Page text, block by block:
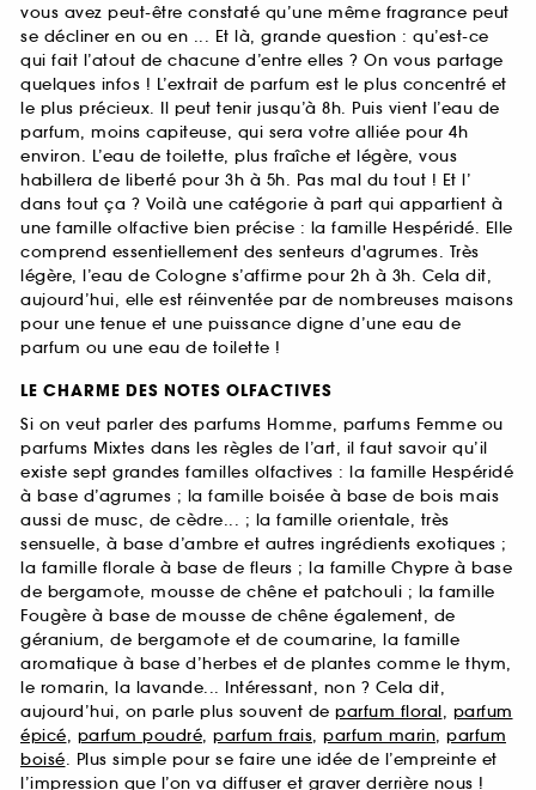
vous avez peut-être constaté qu’une même fragrance peut
se décliner en ou en ... Et là, grande question : qu’est-ce
qui fait l’atout de chacune d’entre elles ? On vous partage
quelques infos ! L’extrait de parfum est le plus concentré et
le plus précieux. Il peut tenir jusqu’à 8h. Puis vient l’eau de
parfum, moins capiteuse, qui sera votre alliée pour 4h
environ. L’eau de toilette, plus fraîche et légère, vous
habillera de liberté pour 3h à 5h. Pas mal du tout ! Et l’
dans tout ça ? Voilà une catégorie à part qui appartient à
une famille olfactive bien précise : la famille Hespéridé. Elle
comprend essentiellement des senteurs d'agrumes. Très
légère, l’eau de Cologne s’affirme pour 2h à 3h. Cela dit,
aujourd’hui, elle est réinventée par de nombreuses maisons
pour une tenue et une puissance digne d’une eau de
parfum ou une eau de toilette !
LE CHARME DES NOTES OLFACTIVES
Si on veut parler des parfums Homme, parfums Femme ou
parfums Mixtes dans les règles de l’art, il faut savoir qu’il
existe sept grandes familles olfactives : la famille Hespéridé
à base d’agrumes ; la famille boisée à base de bois mais
aussi de musc, de cèdre... ; la famille orientale, très
sensuelle, à base d’ambre et autres ingrédients exotiques ;
la famille florale à base de fleurs ; la famille Chypre à base
de bergamote, mousse de chêne et patchouli ; la famille
Fougère à base de mousse de chêne également, de
géranium, de bergamote et de coumarine, la famille
aromatique à base d’herbes et de plantes comme le thym,
le romarin, la lavande... Intéressant, non ? Cela dit,
aujourd’hui, on parle plus souvent de parfum floral, parfum
épicé, parfum poudré, parfum frais, parfum marin, parfum
boisé. Plus simple pour se faire une idée de l’empreinte et
l’impression que l’on va diffuser et graver derrière nous !